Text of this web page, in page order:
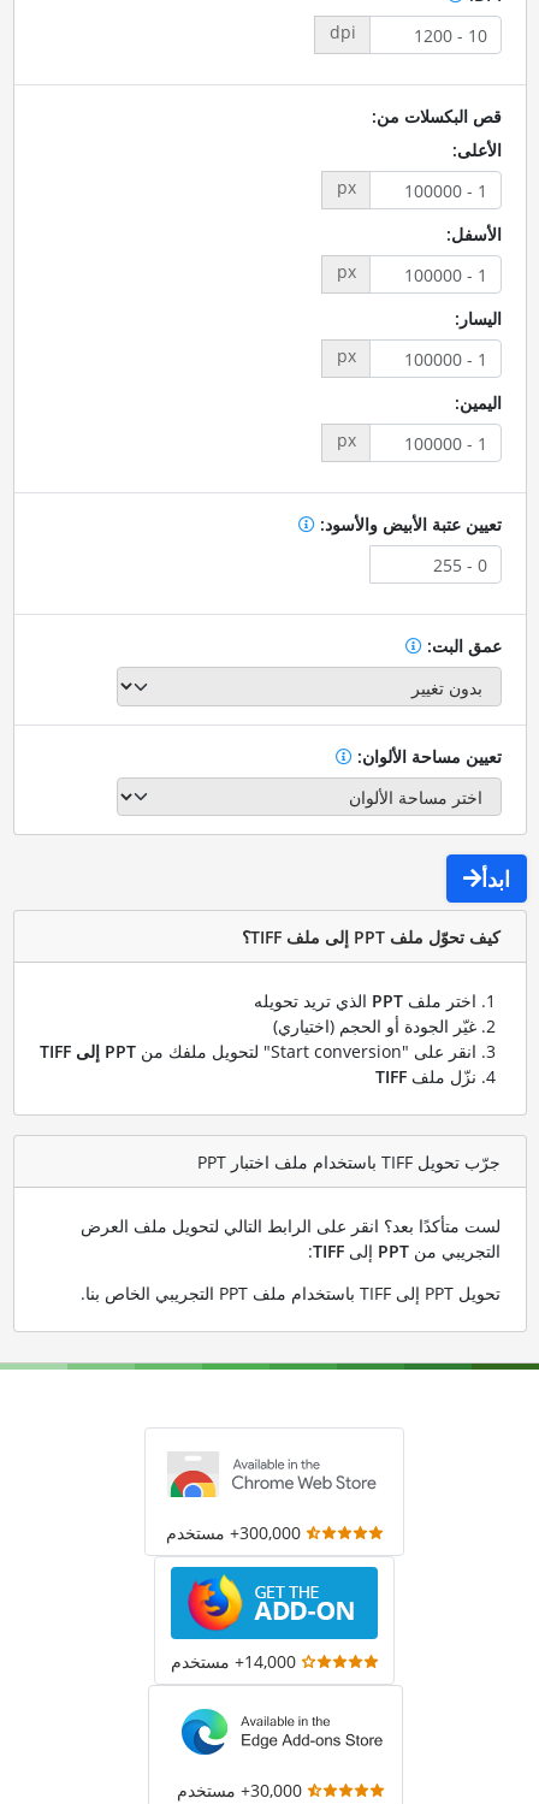
dpi
قص البكسلات من:
الأعلى:
px
الأسفل:
px
اليسار:
px
اليمين:
px
تعيين عتبة الأبيض والأسود:
عمق البت:
تعيين مساحة الألوان:
ابدأ
كيف تحوّل ملف PPT إلى ملف TIFF؟
اختر ملف PPTالذي تريد تحويله
غيّر الجودة أو الحجم (اختياري)
انقر على "Start conversion" لتحويل ملفك من
PPT إلى TIFF
نزّل ملف TIFF
جرّب تحويل TIFF باستخدام ملف اختبار PPT
لست متأكدًا بعد؟ انقر على الرابط التالي لتحويل ملف العرض
التجريبي من PPTإلى TIFF
:
تحويل PPT إلى TIFF باستخدام ملف PPT التجريبي الخاص بنا
.
300,000+ مستخدم
14,000+ مستخدم
30,000+ مستخدم